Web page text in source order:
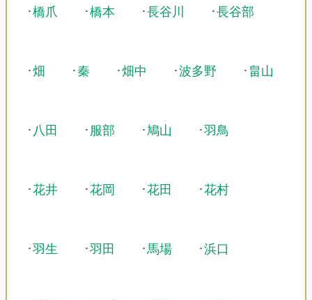
･橋爪 ･橋本 ･長谷川 ･長谷部
･畑 ･秦 ･畑中 ･波多野 ･ 畠山
･ 八田 ･ 服部 ･鳩山 ･羽鳥
･花井 ･花岡 ･花田 ･花村
･羽生 ･羽田 ･馬場 ･浜口